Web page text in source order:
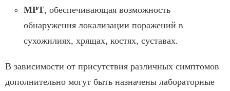
МРТ, обеспечивающая возможность
обнаружения локализации поражений в
сухожилиях, хрящах, костях, суставах.
В зависимости от присутствия различных симптомов
дополнительно могут быть назначены лабораторные